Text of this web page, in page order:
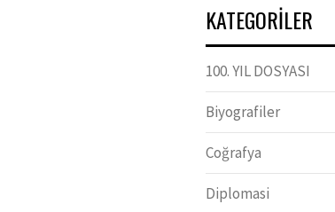
KATEGORILER
100. YIL DOSYASI
Biyografiler
Coğrafya
Diplomasi